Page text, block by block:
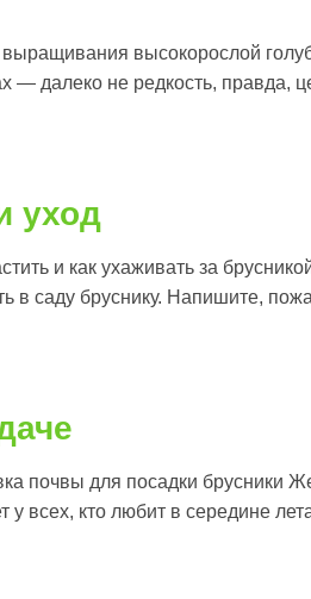
высокорослой
— далеко не редкость, правда,
уход
и как ухаживать за
в саду бруснику. Напишите,
почвы для посадки брусники
у всех, кто любит в середине